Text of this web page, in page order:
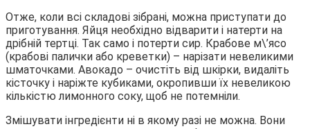
Отже, коли всі складові зібрані, можна приступати до
приготування. Яйця необхідно відварити і натерти на
дрібній тертці. Так само і потерти сир. Крабове м\’ясо
(крабові палички або креветки) – нарізати невеликими
шматочками. Авокадо – очистіть від шкірки, видаліть
кісточку і наріжте кубиками, окропивши їх невеликою
кількістю лимонного соку, щоб не потемніли.
Змішувати інгредієнти ні в якому разі не можна. Вони